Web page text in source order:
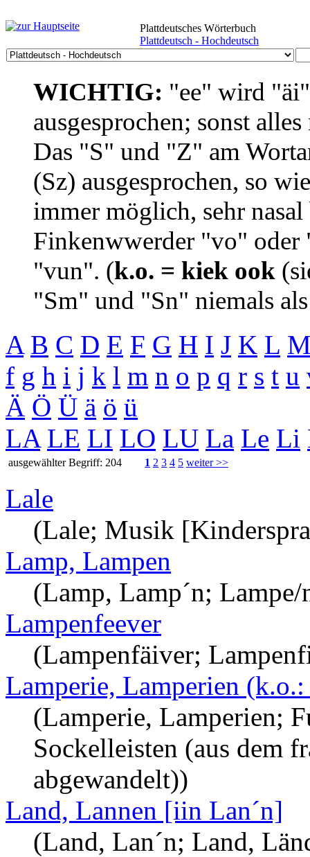
Plattdeutsches Wörterbuch
Plattdeutsch - Hochdeutsch
WICHTIG: "ee" wird
ausgesprochen; sonst
Das "S" und "Z" am
(Sz) ausgesprochen, so
immer möglich, sehr
Finkenwwerder "vo"
"vun". (k.o. = kiek ook
"Sm" und "Sn" niemals
A B C D E F G H I J K L
f g h i j k l m n o p q r s t u
Ä Ö Ü ä ö ü
LA LE LI LO LU La Le Li
ausgewählter Begriff: 204 1 2 3 4 5 weiter >>
Lale
(Lale; Musik
Lamp, Lampen
(Lamp, Lamp´n; Lampe/
Lampenfeever
(Lampenfäiver;
Lamperie, Lamperien
(Lamperie, Lamperien;
Sockelleisten (aus dem
abgewandelt))
Land, Lannen [iin Lan´n]
(Land, Lan´n; Land,